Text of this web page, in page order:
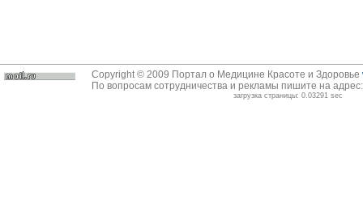
Copyright © 2009 Портал о Медицине Красоте и Здоровье
По вопросам сотрудничества и рекламы пишите на
загрузка страницы: 0.03291 sec